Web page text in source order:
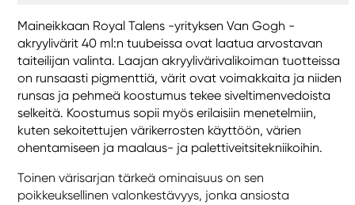
Maineikkaan Royal Talens -yrityksen Van Gogh -
akryylivärit 40 ml:n tuubeissa ovat laatua arvostavan
taiteilijan valinta. Laajan akryylivärivalikoiman tuotteissa
on runsaasti pigmenttiä, värit ovat voimakkaita ja niiden
runsas ja pehmeä koostumus tekee siveltimenvedoista
selkeitä. Koostumus sopii myös erilaisiin menetelmiin,
kuten sekoitettujen värikerrosten käyttöön, värien
ohentamiseen ja maalaus- ja palettiveitsitekniikoihin.
Toinen värisarjan tärkeä ominaisuus on sen
poikkeuksellinen valonkestävyys, jonka ansiosta